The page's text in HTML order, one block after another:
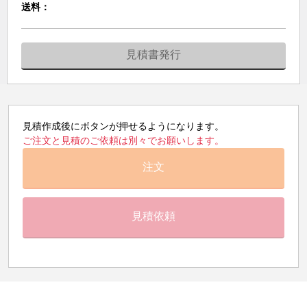
送料：
見積書発行
見積作成後にボタンが押せるようになります。
ご注文と見積のご依頼は別々でお願いします。
注文
見積依頼